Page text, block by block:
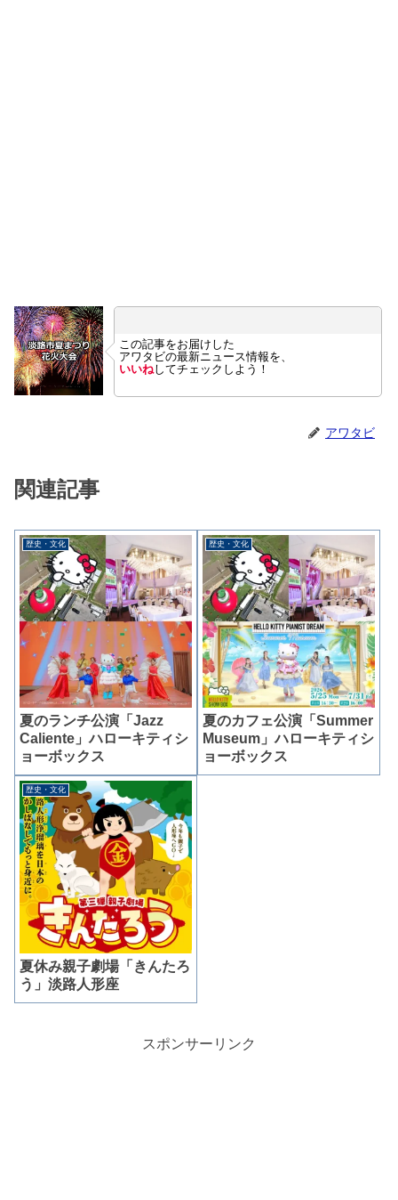
この記事をお届けした
アワタビの最新ニュース情報を、
いいねしてチェックしよう！
アワタビ
関連記事
歴史・文化
夏のランチ公演「Jazz
Caliente」ハローキティシ
ョーボックス
歴史・文化
夏のカフェ公演「Summer
Museum」ハローキティシ
ョーボックス
歴史・文化
夏休み親子劇場「きんたろ
う」淡路人形座
スポンサーリンク